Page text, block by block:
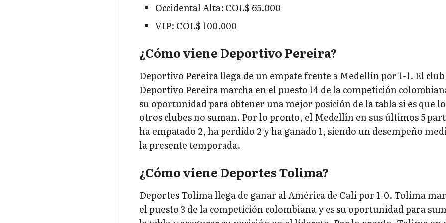
Occidental Alta: COL$ 65.000
VIP: COL$ 100.000
¿Cómo viene Deportivo Pereira?
Deportivo Pereira llega de un empate frente a Medellín por 1-1. El club
Deportivo Pereira marcha en el puesto 14 de la competición
su oportunidad para obtener una mejor posición de la tabla si es que
otros clubes no suman. Por lo pronto, el Medellín en sus últimos 5
ha empatado 2, ha perdido 2 y ha ganado 1, siendo un desempeño
la presente temporada.
¿Cómo viene Deportes Tolima?
Deportes Tolima llega de ganar al América de Cali por 1-0. Tolima
el puesto 3 de la competición colombiana y es su oportunidad para